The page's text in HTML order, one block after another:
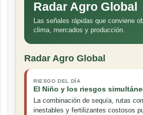
Radar Agro Global
Las señales rápidas que conviene
clima, mercados y producción.
Radar Agro Global
RIESGO DEL DÍA
El Niño y los riesgos
La combinación de sequía, rutas
inestables y fertilizantes costosos